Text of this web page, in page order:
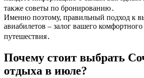
также советы по бронированию․
Именно поэтому, правильный подход к
авиабилетов – залог вашего
путешествия․
Почему стоит выбрать
отдыха в июле?